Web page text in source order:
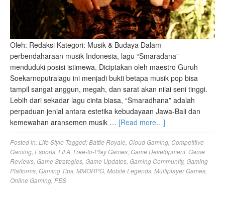
Oleh: Redaksi Kategori: Musik & Budaya Dalam
perbendaharaan musik Indonesia, lagu “Smaradana”
menduduki posisi istimewa. Diciptakan oleh maestro Guruh
Soekarnoputralagu ini menjadi bukti betapa musik pop bisa
tampil sangat anggun, megah, dan sarat akan nilai seni tinggi.
Lebih dari sekadar lagu cinta biasa, “Smaradhana” adalah
perpaduan jenial antara estetika kebudayaan Jawa-Bali dan
kemewahan aransemen musik … [Read more…]
Posted in:Life Style Tagged:Battle Royale Cloud Gaming Competitive
Gaming Esports FIFA Free-to-Play Games Game Development, Game
Reviews Game Strategies Game Updates Gaming Community, Gaming
Platforms Gaming Tips MMORPG Mobile Legends Multiplayer Games
Online Gaming PES